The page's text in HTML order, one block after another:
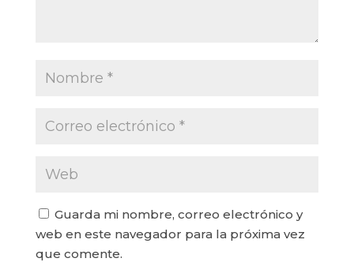
Guarda mi nombre, correo electrónico y
web en este navegador para la próxima vez
que comente.